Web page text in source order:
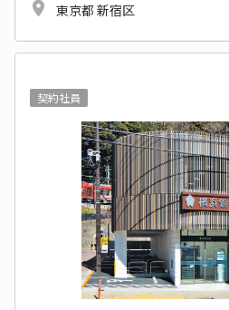
東京都 新宿区
契約社員